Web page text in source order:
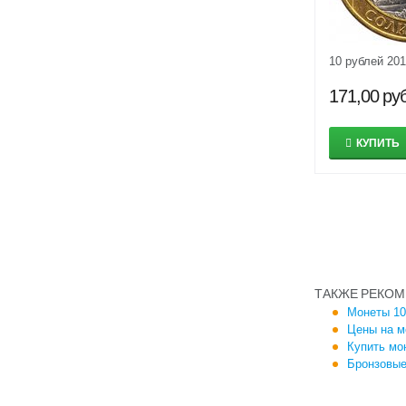
10 рублей
171,00
КУПИТЬ
ТАКЖЕ
Монеты
Цены на
Купить